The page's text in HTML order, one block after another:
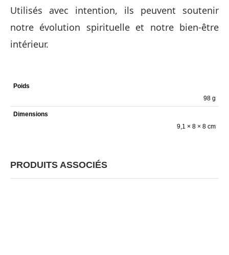
Utilisés avec intention, ils peuvent soutenir
notre évolution spirituelle et notre bien-être
intérieur.
Poids
98 g
Dimensions
9,1 × 8 × 8 cm
PRODUITS ASSOCIÉS